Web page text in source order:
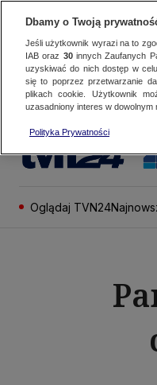
Oglądaj TVN24
Dbamy o Twoją
Jeśli użytkownik wyrazi na to
IAB oraz 30innych Zaufanych
uzyskiwać do nich dostęp w
się to poprzez przetwarzanie
plikach cookie. Użytkownik
uzasadniony interes w dowolnym
Polityka Prywatności